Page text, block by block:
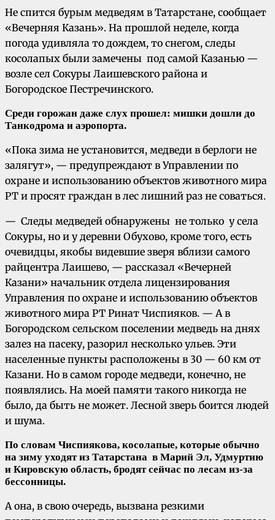
Не спится бурым медведям в Татарстане, сообщает
«Вечерняя Казань». На прошлой неделе, когда
погода удивляла то дождем, то снегом, следы
косолапых были замечены под самой Казанью —
возле сел Сокуры Лаишевского района и
Богородское Пестречинского.
Среди горожан даже слух прошел: мишки дошли до
Танкодрома и аэропорта.
«Пока зима не установится, медведи в берлоги не
залягут», — предупреждают в Управлении по
охране и использованию объектов животного мира
РТ и просят граждан в лес лишний раз не соваться.
— Следы медведей обнаружены не только у села
Сокуры, но и у деревни Обухово, кроме того, есть
очевидцы, якобы видевшие зверя вблизи самого
райцентра Лаишево, — рассказал «Вечерней
Казани» начальник отдела лицензирования
Управления по охране и использованию объектов
животного мира РТ Ринат Чиспияков. — А в
Богородском сельском поселении медведь на днях
залез на пасеку, разорил несколько ульев. Эти
населенные пункты расположены в 30 — 60 км от
Казани. Но в самом городе медведи, конечно, не
появлялись. На моей памяти такого никогда не
было, да быть не может. Лесной зверь боится людей
и шума.
По словам Чиспиякова, косолапые, которые обычно
на зиму уходят из Татарстана в Марий Эл, Удмуртию
и Кировскую область, бродят сейчас по лесам из-за
бессонницы.
А она, в свою очередь, вызвана резкими